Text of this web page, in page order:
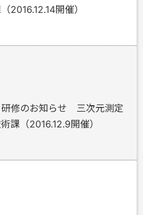
開催）
研修のお知らせ 三次元測定
課（2016.12.9開催）